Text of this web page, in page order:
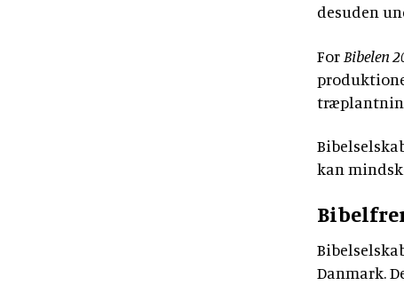
desuden
For Bibelen
kan
Danmark.